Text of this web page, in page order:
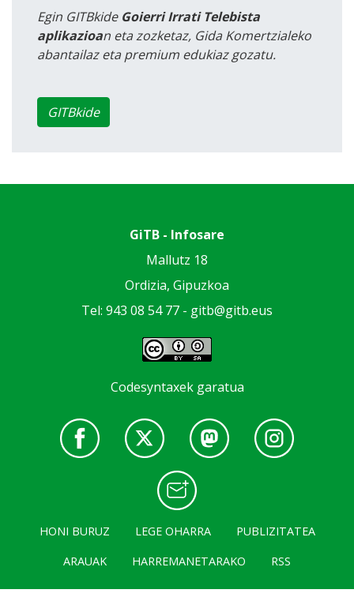
Egin GITBkide Goierri Irrati Telebista
aplikazioan eta zozketaz, Gida Komertzialeko
abantailaz eta premium edukiaz gozatu.
GITBkide
GiTB - Infosare
Mallutz 18
Ordizia, Gipuzkoa
Tel: 943 08 54 77 - gitb@gitb.eus
Codesyntaxek garatua
HONI BURUZ LEGE OHARRA
PUBLIZITATEA
ARAUAK
HARREMANETARAKO RSS